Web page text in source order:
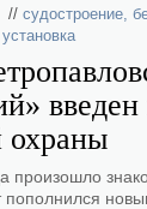
// судостроение,
введен
охраны
произошло
пополнился